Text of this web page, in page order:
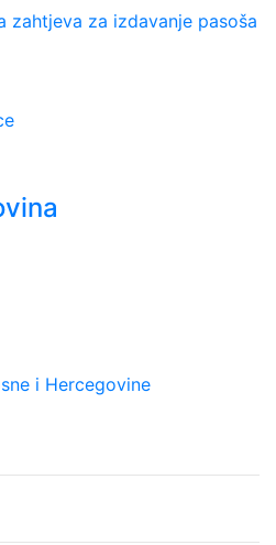
zahtjeva za izdavanje pasoša
i Hercegovine